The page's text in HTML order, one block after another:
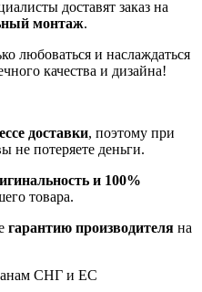
доставят заказ на
монтаж.
любоваться и наслаждаться
качества и дизайна!
доставки, поэтому при
не потеряете деньги.
и 100%
товара.
гарантию производителя на
СНГ и ЕС